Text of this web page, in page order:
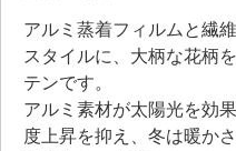
アルミ蒸着フィルムと繊
スタイルに、大柄な花柄
テンです。
アルミ素材が太陽光を効
度上昇を抑え、冬は暖か